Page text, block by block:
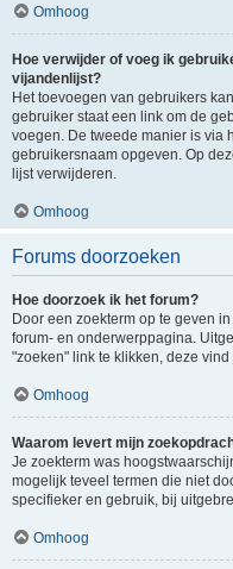
Omhoog
Hoe verwijder of voeg ik
vijandenlijst?
Het toevoegen van gebruikers
gebruiker staat een link om de
voegen. De tweede manier is via
gebruikersnaam opgeven. Op
lijst verwijderen.
Omhoog
Forums doorzoeken
Hoe doorzoek ik het forum?
Door een zoekterm op te geven
forum- en onderwerppagina.
"zoeken" link te klikken, deze
Omhoog
Waarom levert mijn
Je zoekterm was
mogelijk teveel termen die niet
specifieker en gebruik, bij
Omhoog